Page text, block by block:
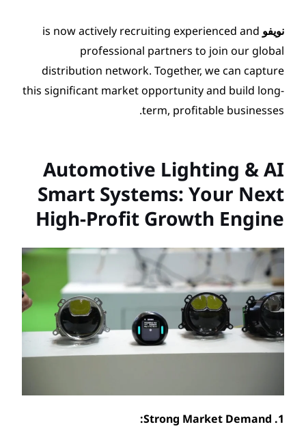
is now actively recruiting
professional
distribution network.
this significant market
term,
Automotive
Smart
High-Profit